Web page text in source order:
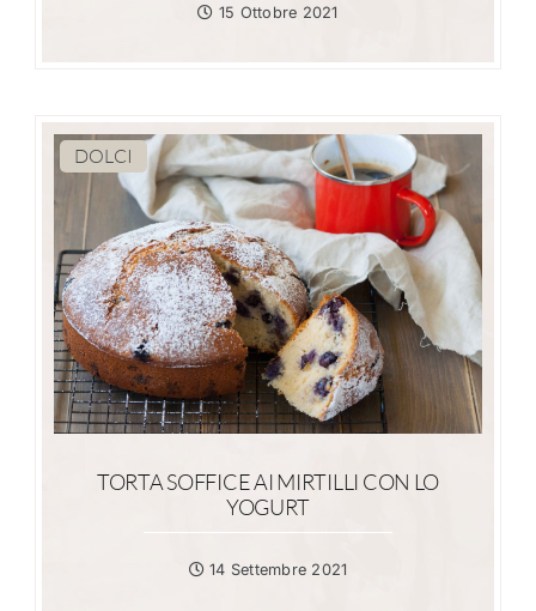
15 Ottobre 2021
DOLCI
TORTA SOFFICE AI MIRTILLI CON LO
YOGURT
14 Settembre 2021